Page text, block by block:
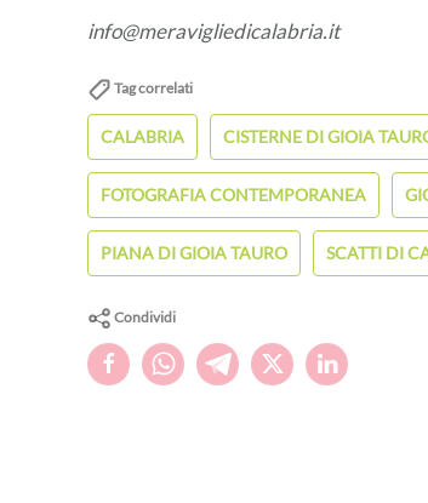
info@meravigliedicalabria.it
Tag correlati
CALABRIA CISTERNE DI GIOIA
FOTOGRAFIA CONTEMPORANEA
PIANA DI GIOIA TAURO SCATTI DI
Condividi